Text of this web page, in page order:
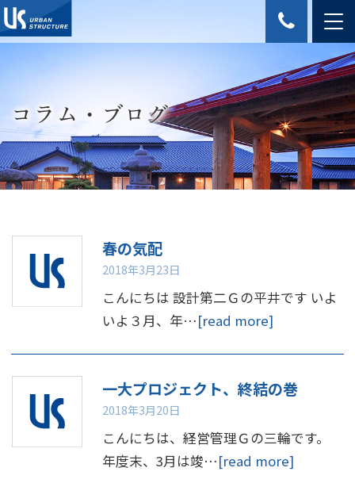
コラム・ブログ
春の気配
2018年3月23日
こんにちは 設計第二Ｇの平井です いよ
いよ３月、年…[read more]
一大プロジェクト、終結の巻
2018年3月20日
こんにちは、経営管理Ｇの三輪です。
年度末、3月は竣…[read more]